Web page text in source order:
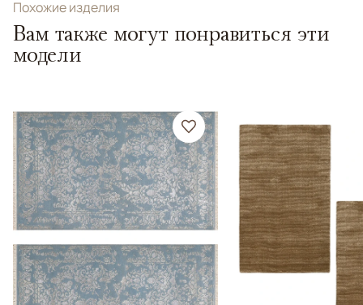
Похожие изделия
Вам также могут понравиться эти
модели